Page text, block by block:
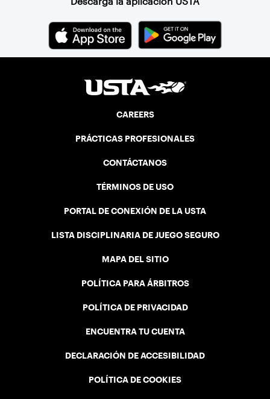
CAREERS
PRÁCTICAS PROFESIONALES
CONTÁCTANOS
TÉRMINOS DE USO
PORTAL DE CONEXIÓN DE LA USTA
LISTA DISCIPLINARIA DE JUEGO SEGURO
MAPA DEL SITIO
POLÍTICA PARA ÁRBITROS
POLÍTICA DE PRIVACIDAD
ENCUENTRA TU CUENTA
DECLARACIÓN DE ACCESIBILIDAD
POLÍTICA DE COOKIES